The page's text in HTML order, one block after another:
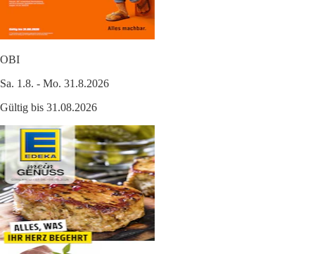
OBI
Sa. 1.8. - Mo. 31.8.2026
Gültig bis 31.08.2026